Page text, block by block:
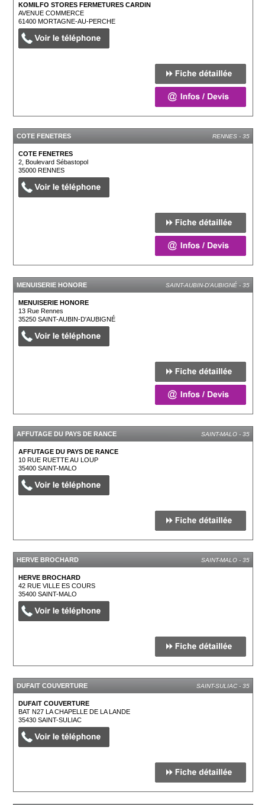
KOMILFO STORES FERMETURES CARDIN
AVENUE COMMERCE
61400MORTAGNE-AU-PERCHE
COTE FENETRES RENNES - 35
COTE FENETRES
2, Boulevard Sébastopol
35000RENNES
MENUISERIE HONORE SAINT-AUBIN-D'AUBIGNÉ - 35
MENUISERIE HONORE
13 Rue Rennes
35250SAINT-AUBIN-D'AUBIGNÉ
AFFUTAGE DU PAYS DE RANCE SAINT-MALO - 35
AFFUTAGE DU PAYS DE RANCE
10 RUE RUETTE AU LOUP
35400SAINT-MALO
HERVE BROCHARD SAINT-MALO - 35
HERVE BROCHARD
42 RUE VILLE ES COURS
35400SAINT-MALO
DUFAIT COUVERTURE SAINT-SULIAC - 35
DUFAIT COUVERTURE
BAT N27 LA CHAPELLE DE LA LANDE
35430SAINT-SULIAC